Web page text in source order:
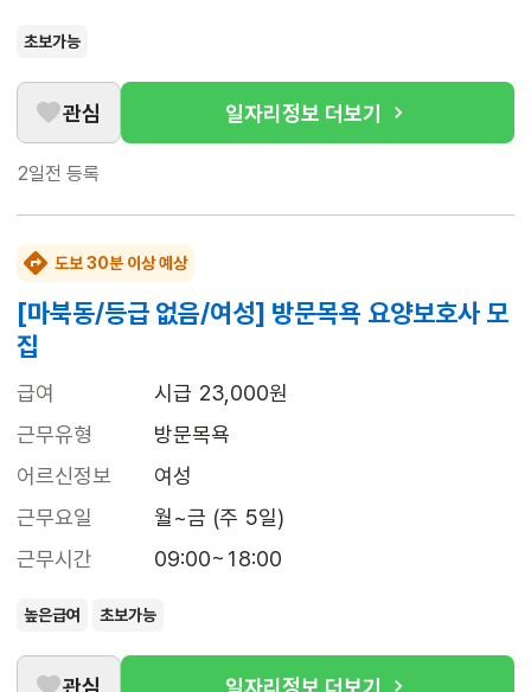
초보가능
관심 일자리정보 더보기
2일전 등록
도보 30분 이상 예상
[마북동/등급 없음/여성] 방문목욕 요양보호사 모
집
급여
시급 23,000원
근무유형
방문목욕
어르신정보
여성
근무요일
월~금 (주 5일)
근무시간
09:00~18:00
높은급여 초보가능
관심 일자리정보 더보기